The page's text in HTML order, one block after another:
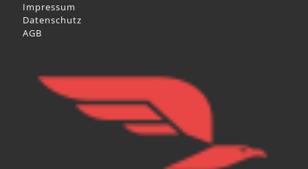
Impressum
Datenschutz
AGB